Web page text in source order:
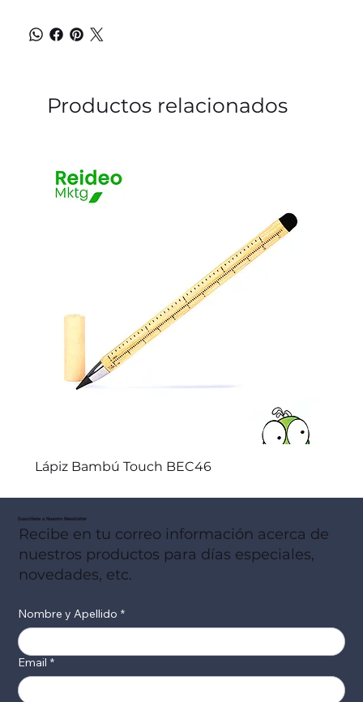
Productos relacionados
Lápiz Bambú Touch BEC46
Suscribete a Nuestro Newsletter
Recibe en tu correo información acerca de
nuestros productos para días especiales,
novedades, etc.
Nombre y Apellido *
Email *